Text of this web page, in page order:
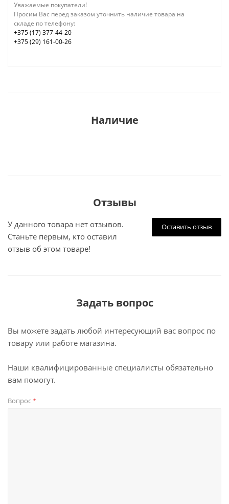
Уважаемые покупатели!
Просим Вас перед заказом уточнить наличие товара на
складе по телефону:
+375 (17) 377-44-20
+375 (29) 161-00-26
Наличие
Отзывы
Оставить отзыв
У данного товара нет отзывов.
Станьте первым, кто оставил
отзыв об этом товаре!
Задать вопрос
Вы можете задать любой интересующий вас вопрос по
товару или работе магазина.
Наши квалифицированные специалисты обязательно
вам помогут.
Вопрос*